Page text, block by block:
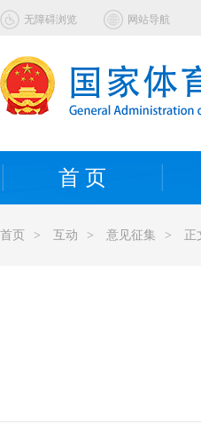
无障碍浏览 网站导航
首 页
首页 > 互动 > 意见征集 > 正